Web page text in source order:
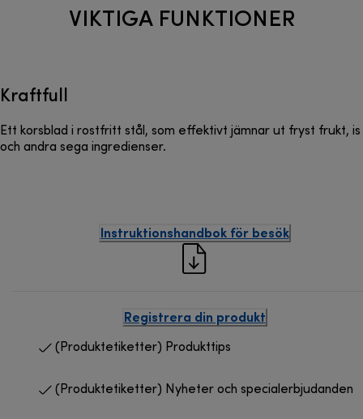
VIKTIGA FUNKTIONER
Kraftfull
Ett korsblad i rostfritt stål, som effektivt jämnar ut fryst frukt, is
och andra sega ingredienser.
Instruktionshandbok för besök
Registrera din produkt
(Produktetiketter) Produkttips
(Produktetiketter) Nyheter och specialerbjudanden